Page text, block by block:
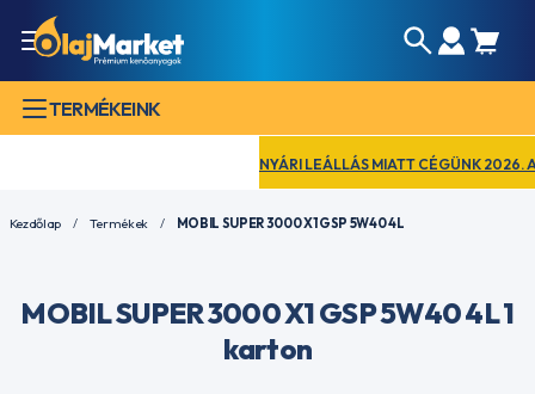
TERMÉKEINK
NYÁRI LEÁLLÁS MIATT CÉGÜNK 2026.
Kezdőlap Termékek MOBIL SUPER 3000 X1 GSP 5W40 4L
MOBIL SUPER 3000 X1 GSP 5W40 4L 1
karton